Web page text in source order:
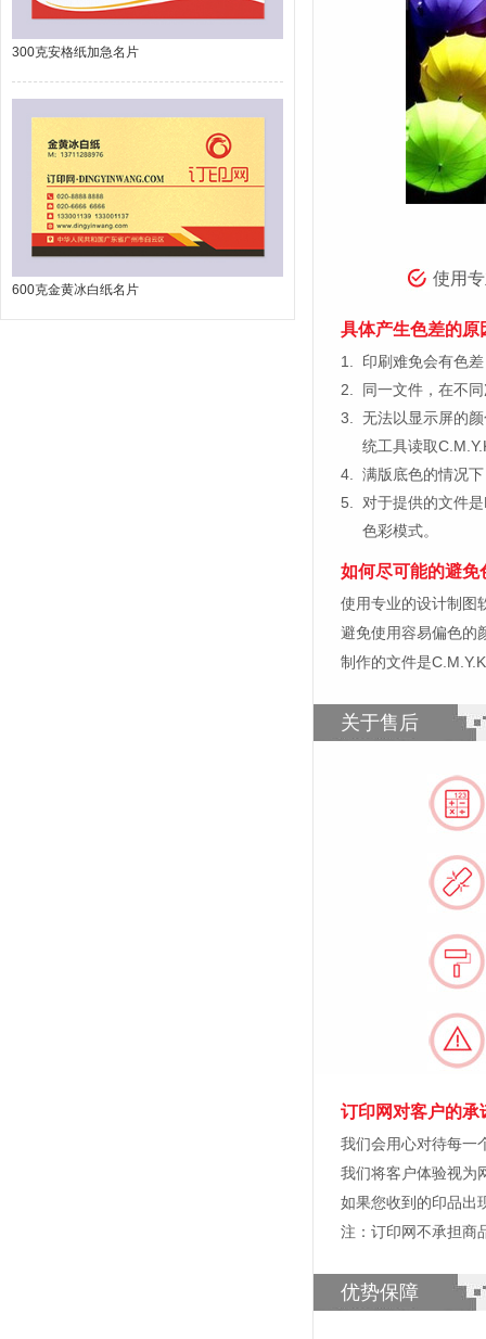
300克安格纸加急名片
600克金黄冰白纸名片
使用
具体产生色差的原
1.
印刷难免会有色
2.
同一文件，在不
3. 无法以显示屏的
统工具读取
4. 满版底色的情况
5. 对于提供的文件
色彩模式。
如何尽可能的避免
使用专业的设计制图
避免使用容易偏色的
制作的文件是
关于售后
订印网对客户的承
我们会用心对待每一
我们将客户体验视为
如果您收到的印品出
注：订印网不承担商
优势保障